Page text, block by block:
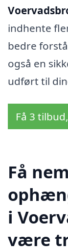
indhente
bedre
også en
udført til
Få 3
Få
i
være